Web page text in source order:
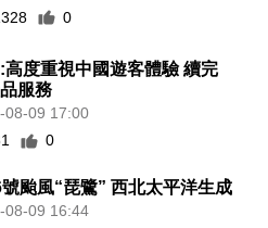
0
高度重視中國遊客體驗 續完
服務
08-09 17:00
0
颱風“琵鷺” 西北太平洋生成
08-09 16:44